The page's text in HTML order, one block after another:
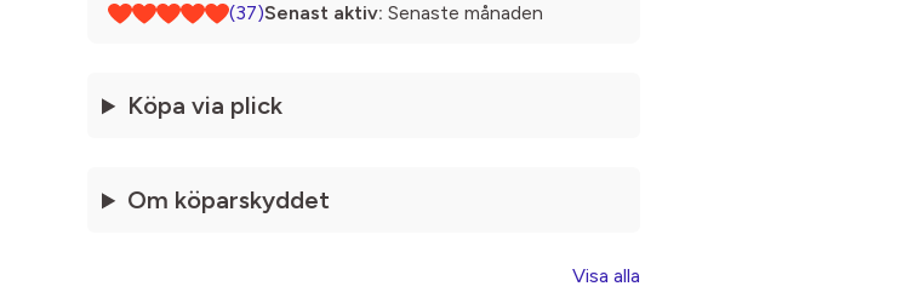
(37)Senast aktiv: Senaste månaden
Köpa via plick
Om köparskyddet
Visa alla